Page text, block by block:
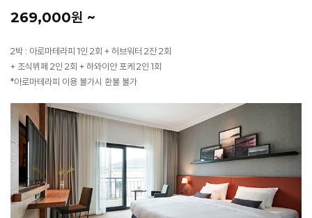
269,000원 ~
2박 : 아로마테라피 1인 2회 + 허브워터 2잔 2회
+ 조식뷔페 2인 2회 + 하와이안 포케 2인 1회
*아로마테라피 이용 불가시 환불 불가